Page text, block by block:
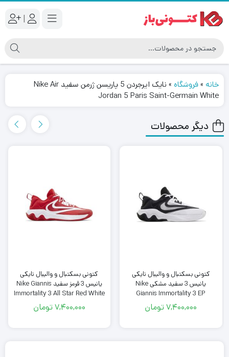
|
خانه »فروشگاه »
نایک ایرجردن 5 پاریسن ژرمن سفید Nike Air
Jordan 5 Paris Saint-Germain White
دیگر محصولات
کتونی بسکتبال و والیبال نایکی
یانیس 3 سفید مشکی Nike
Giannis Immortality 3 EP
Bedtime Snack
7,400,000تومان
کتونی بسکتبال و والیبال نایکی
یانیس 3 قرمز سفید Nike Giannis
Immortality 3 All Star Red White
7,400,000تومان